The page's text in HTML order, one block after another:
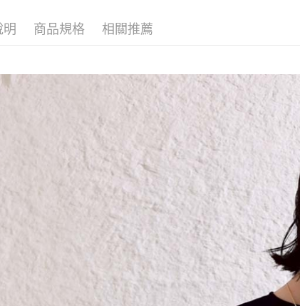
明 商品規格 相關推薦